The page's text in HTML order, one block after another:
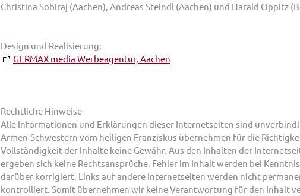
Christina Sobiraj (Aachen), Andreas Steindl (Aachen) und Harald Oppitz
Design und Realisierung:
GERMAX media Werbeagentur, Aachen
Rechtliche Hinweise
Alle Informationen und Erklärungen dieser Internetseiten sind
Armen-Schwestern vom heiligen Franziskus übernehmen für die
Vollständigkeit der Inhalte keine Gewähr. Aus den Inhalten der
ergeben sich keine Rechtsansprüche. Fehler im Inhalt werden bei Kenntnis
darüber korrigiert. Links auf andere Internetseiten werden nicht
kontrolliert. Somit übernehmen wir keine Verantwortung für den Inhalt